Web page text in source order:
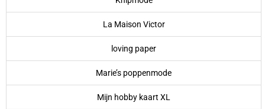
La Maison Victor
loving paper
Marie’s poppenmode
Mijn hobby kaart XL